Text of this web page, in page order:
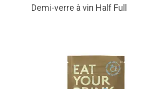
Demi-verre à vin Half Full